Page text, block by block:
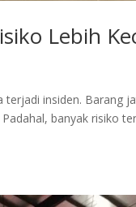
Lebih
terjadi insiden. Barang
banyak risiko